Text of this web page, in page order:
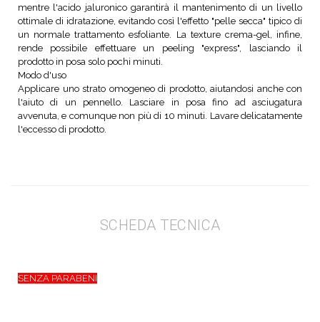
mentre l'acido jaluronico garantirà il mantenimento di un livello
ottimale di idratazione, evitando così l'effetto "pelle secca" tipico di
un normale trattamento esfoliante. La texture crema-gel, infine,
rende possibile effettuare un peeling "express", lasciando il
prodotto in posa solo pochi minuti.
Modo d'uso
Applicare uno strato omogeneo di prodotto, aiutandosi anche con
l'aiuto di un pennello. Lasciare in posa fino ad asciugatura
avvenuta, e comunque non più di 10 minuti. Lavare delicatamente
l'eccesso di prodotto.
SCHEDA TECNICA
SENZA PARABENI